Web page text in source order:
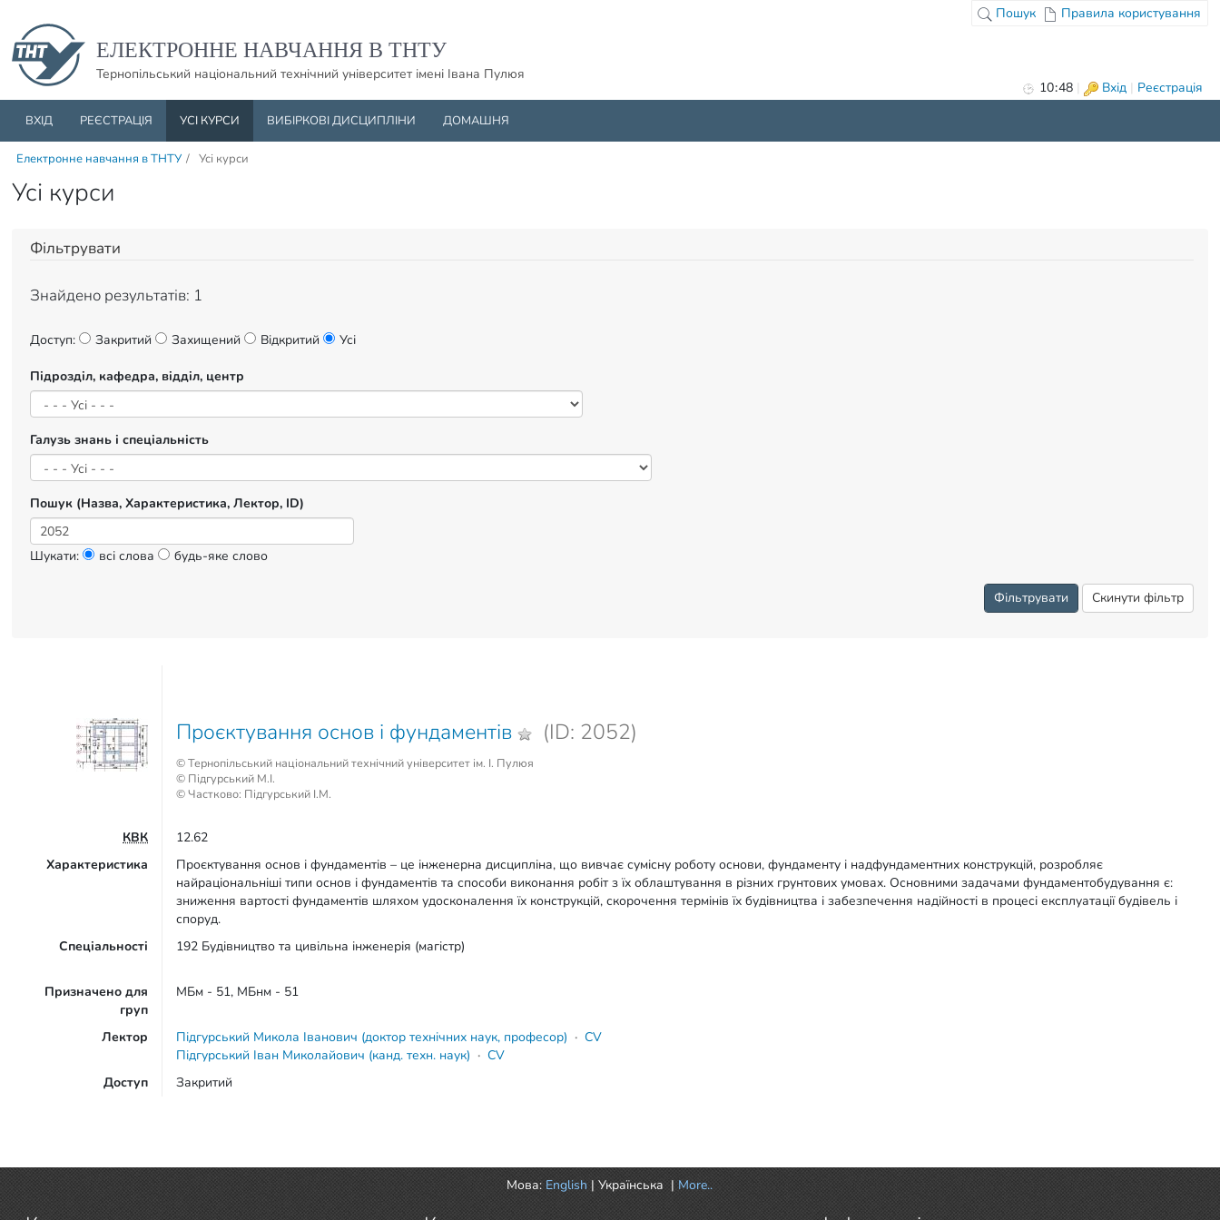
ЕЛЕКТРОННЕ НАВЧАННЯ В ТНТУ
Тернопільський національний технічний університет імені Івана Пулюя
Пошук Правила користування
10:48 | Вхід| Реєстрація
ВХІД РЕЄСТРАЦІЯ УСІ КУРСИ ВИБІРКОВІ ДИСЦИПЛІНИ ДОМАШНЯ
Електронне навчання в ТНТУ / Усі курси
Усі курси
Фільтрувати
Знайдено результатів: 1
Доступ: Закритий Захищений Відкритий Усі
Підрозділ, кафедра, відділ, центр
Галузь знань і спеціальність
Пошук (Назва, Характеристика, Лектор, ID)
Шукати: всі слова будь-яке слово
Проєктування основ і фундаментів (ID: 2052)
© Тернопільський національний технічний університет ім. І. Пулюя
© Підгурський М.І.
© Частково: Підгурський І.М.
КВК
12.62
Характеристика
Проєктування основ і фундаментів – це інженерна дисципліна, що вивчає сумісну роботу основи, фундаменту і надфундаментних конструкцій, розробляє
найраціональніші типи основ і фундаментів та способи виконання робіт з їх облаштування в різних грунтових умовах. Основними задачами фундаментобудування є:
зниження вартості фундаментів шляхом удосконалення їх конструкцій, скорочення термінів їх будівництва і забезпечення надійності в процесі експлуатації будівель і
споруд.
Спеціальності
192 Будівництво та цивільна інженерія (магістр)
Призначено для
груп
МБм - 51, МБнм - 51
Лектор Підгурський Микола Іванович (доктор технічних наук, професор) · CV
Підгурський Іван Миколайович (канд. техн. наук) · CV
Доступ
Закритий
Мова: English |Українська | More..